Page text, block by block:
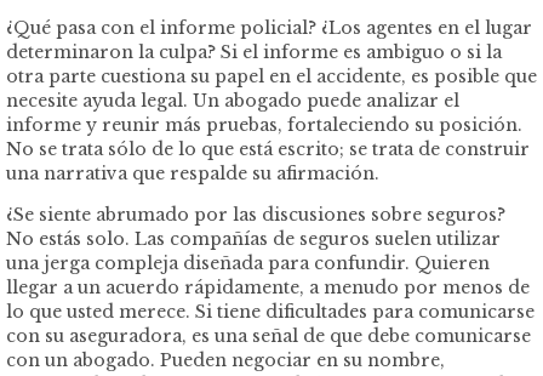
¿Qué pasa con el informe policial? ¿Los agentes en el lugar
determinaron la culpa? Si el informe es ambiguo o si la
otra parte cuestiona su papel en el accidente, es posible que
necesite ayuda legal. Un abogado puede analizar el
informe y reunir más pruebas, fortaleciendo su posición.
No se trata sólo de lo que está escrito; se trata de construir
una narrativa que respalde su afirmación.
¿Se siente abrumado por las discusiones sobre seguros?
No estás solo. Las compañías de seguros suelen utilizar
una jerga compleja diseñada para confundir. Quieren
llegar a un acuerdo rápidamente, a menudo por menos de
lo que usted merece. Si tiene dificultades para comunicarse
con su aseguradora, es una señal de que debe comunicarse
con un abogado. Pueden negociar en su nombre,